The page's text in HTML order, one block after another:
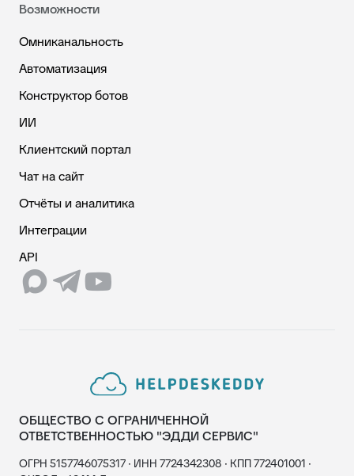
Возможности
Омниканальность
Автоматизация
Конструктор ботов
ИИ
Клиентский портал
Чат на сайт
Отчёты и аналитика
Интеграции
API
ОБЩЕСТВО С ОГРАНИЧЕННОЙ
ОТВЕТСТВЕННОСТЬЮ "ЭДДИ СЕРВИС"
ОГРН 5157746075317 · ИНН 7724342308 · КПП 772401001 ·